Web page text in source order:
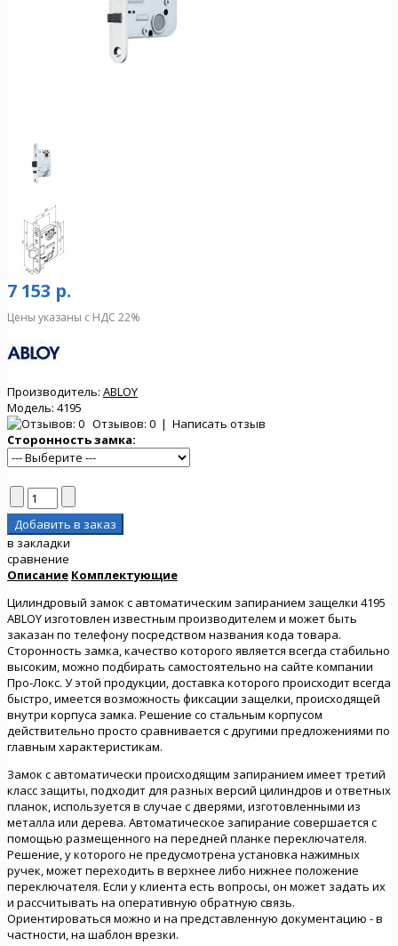
7 153 р.
Цены указаны с НДС 22%
Производитель: ABLOY
Модель: 4195
Отзывов: 0 | Написать отзыв
Сторонность замка:
в закладки
сравнение
Описание Комплектующие
Цилиндровый замок с автоматическим запиранием защелки 4195
ABLOY изготовлен известным производителем и может быть
заказан по телефону посредством названия кода товара.
Сторонность замка, качество которого является всегда стабильно
высоким, можно подбирать самостоятельно на сайте компании
Про-Локс. У этой продукции, доставка которого происходит всегда
быстро, имеется возможность фиксации защелки, происходящей
внутри корпуса замка. Решение со стальным корпусом
действительно просто сравнивается с другими предложениями по
главным характеристикам.
Замок с автоматически происходящим запиранием имеет третий
класс защиты, подходит для разных версий цилиндров и ответных
планок, используется в случае с дверями, изготовленными из
металла или дерева. Автоматическое запирание совершается с
помощью размещенного на передней планке переключателя.
Решение, у которого не предусмотрена установка нажимных
ручек, может переходить в верхнее либо нижнее положение
переключателя. Если у клиента есть вопросы, он может задать их
и рассчитывать на оперативную обратную связь.
Ориентироваться можно и на представленную документацию - в
частности, на шаблон врезки.